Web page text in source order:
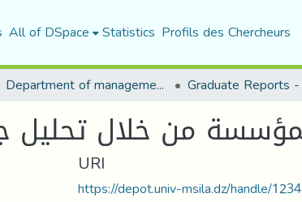
All of DSpace Statistics Profils des Chercheurs
Department of management sciences
من خلال تحليل
URI
https://depot.univ-msila.dz/handle/